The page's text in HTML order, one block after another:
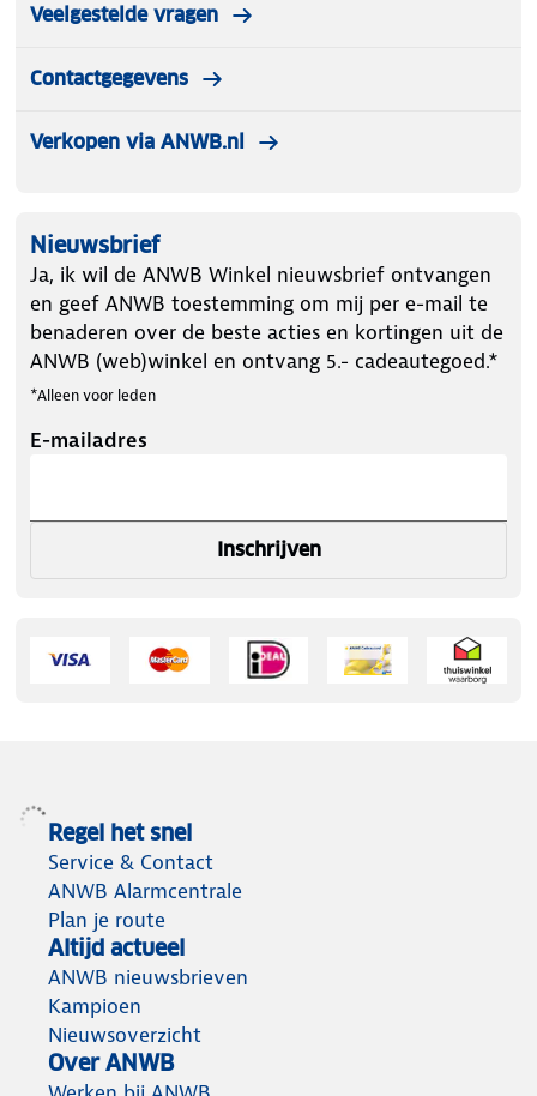
Veelgestelde vragen
Contactgegevens
Verkopen via ANWB.nl
Nieuwsbrief
Ja, ik wil de ANWB Winkel nieuwsbrief ontvangen
en geef ANWB toestemming om mij per e-mail te
benaderen over de beste acties en kortingen uit de
ANWB (web)winkel en ontvang 5.- cadeautegoed.*
*Alleen voor leden
E-mailadres
Inschrijven
Regel het snel
Service & Contact
ANWB Alarmcentrale
Plan je route
Altijd actueel
ANWB nieuwsbrieven
Kampioen
Nieuwsoverzicht
Over ANWB